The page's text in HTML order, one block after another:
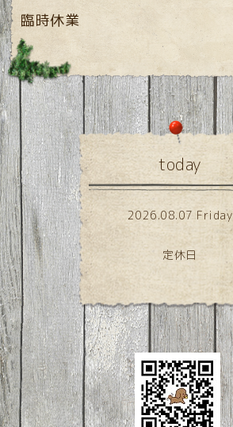
臨時休業
today
2026.08.07 Friday
定休日